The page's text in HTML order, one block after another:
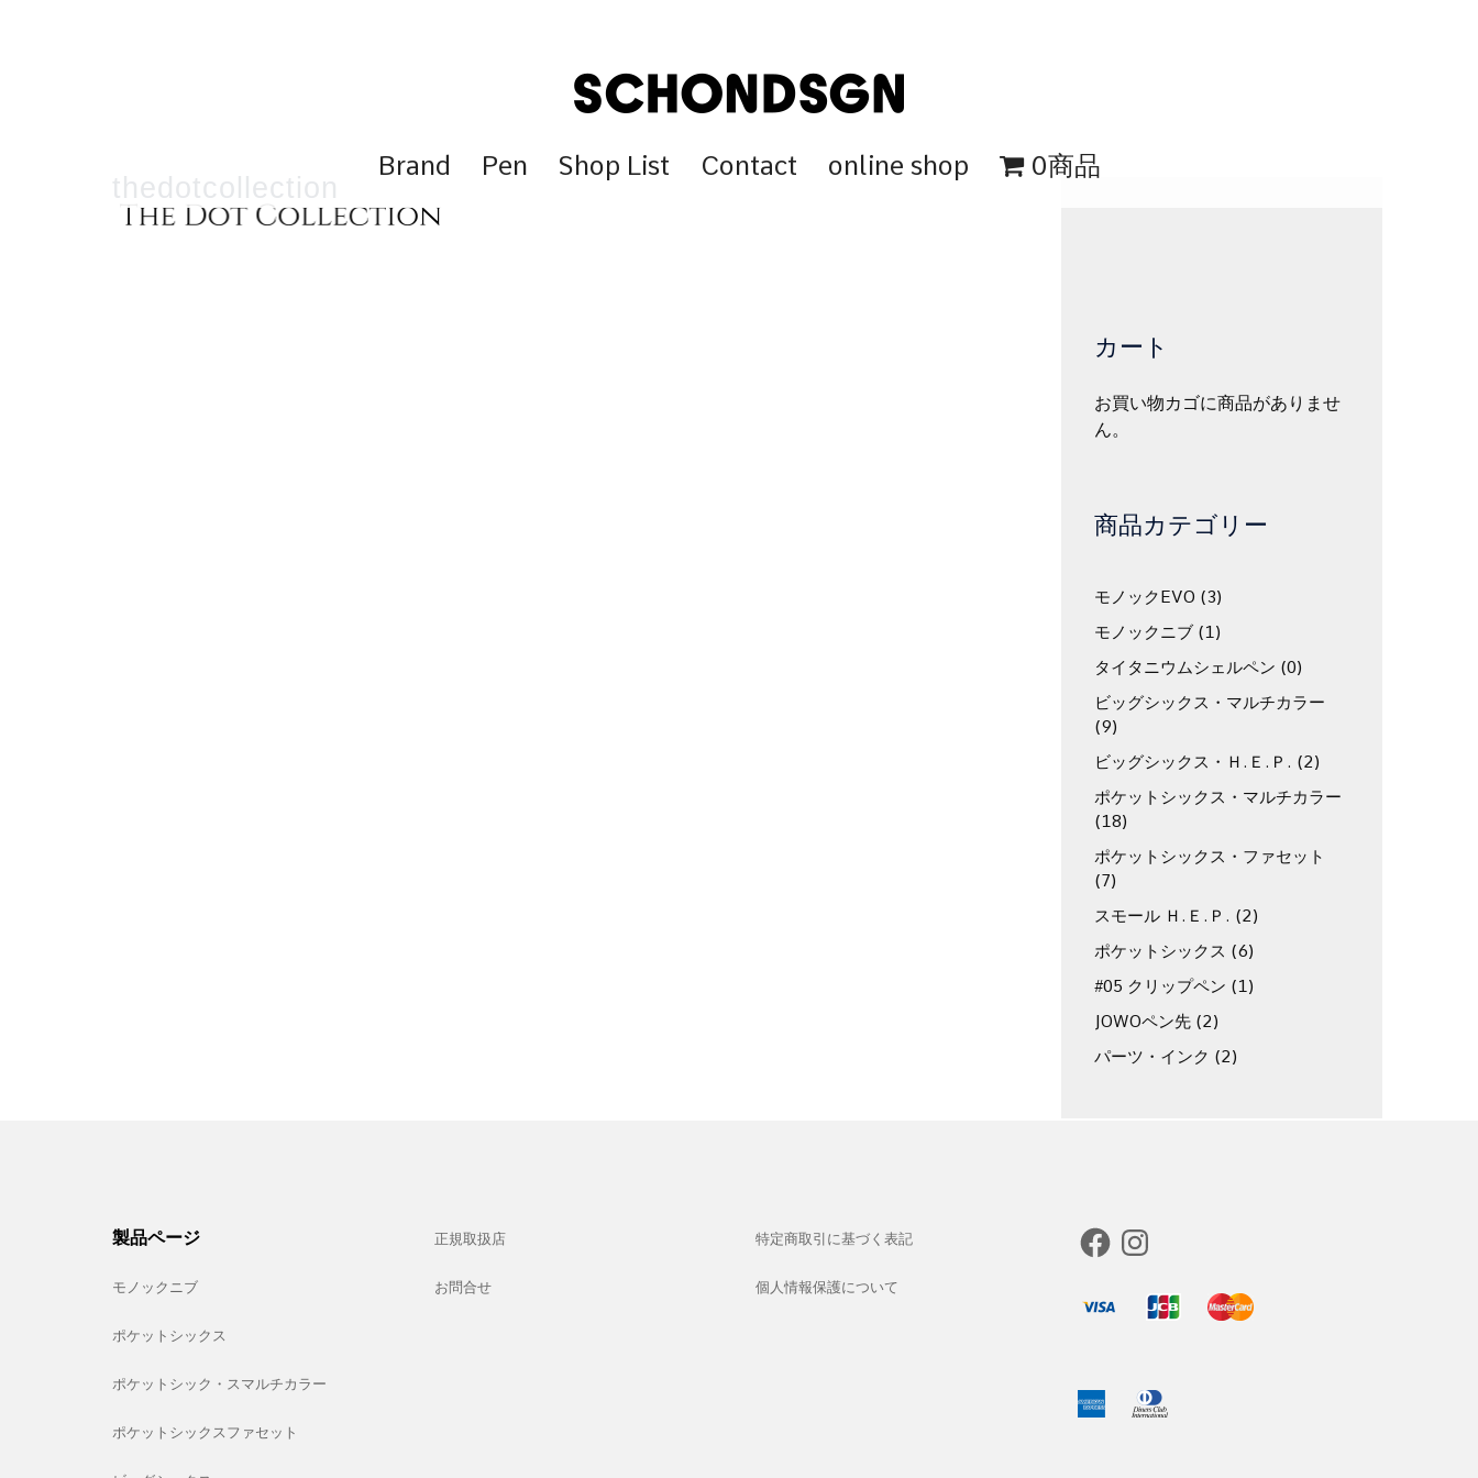
Brand Pen Shop List Contact online shop 0商品
thedotcollection
カート
お買い物カゴに商品がありませ
ん。
商品カテゴリー
モノックEVO (3)
モノックニブ (1)
タイタニウムシェルペン (0)
ビッグシックス・マルチカラー
(9)
ビッグシックス・Ｈ.Ｅ.Ｐ. (2)
ポケットシックス・マルチカラー
(18)
ポケットシックス・ファセット
(7)
スモール Ｈ.Ｅ.Ｐ. (2)
ポケットシックス (6)
#05 クリップペン (1)
JOWOペン先 (2)
パーツ・インク (2)
製品ページ
モノックニブ
ポケットシックス
ポケットシック・スマルチカラー
ポケットシックスファセット
正規取扱店
お問合せ
特定商取引に基づく表記
個人情報保護について
FacebookInstagram